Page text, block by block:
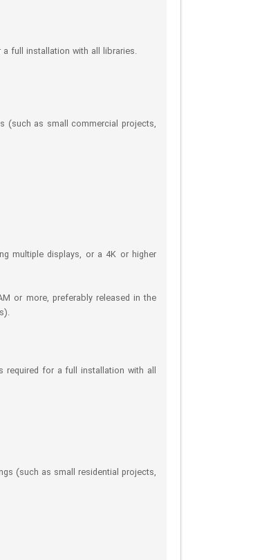
full installation with all libraries.
(such as small commercial projects,
multiple displays, or a 4K or higher
or more, preferably released in the
required for a full installation with all
(such as small residential projects,